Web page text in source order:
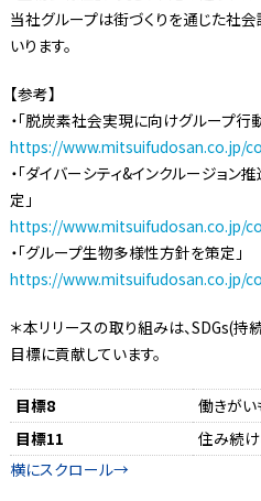
当社グループは街づくりを通じた社
いります。
【参考】
・「脱炭素社会実現に向けグループ行
https://www.mitsuifudosan.co.jp/
・「ダイバーシティ&インクルージョ
定」
https://www.mitsuifudosan.co.jp/
・「グループ生物多様性方針を策定」
https://www.mitsuifudosan.co.jp/
＊本リリースの取り組みは、SDGs(
目標に貢献しています。
目標8
働きが
目標11
住み続け